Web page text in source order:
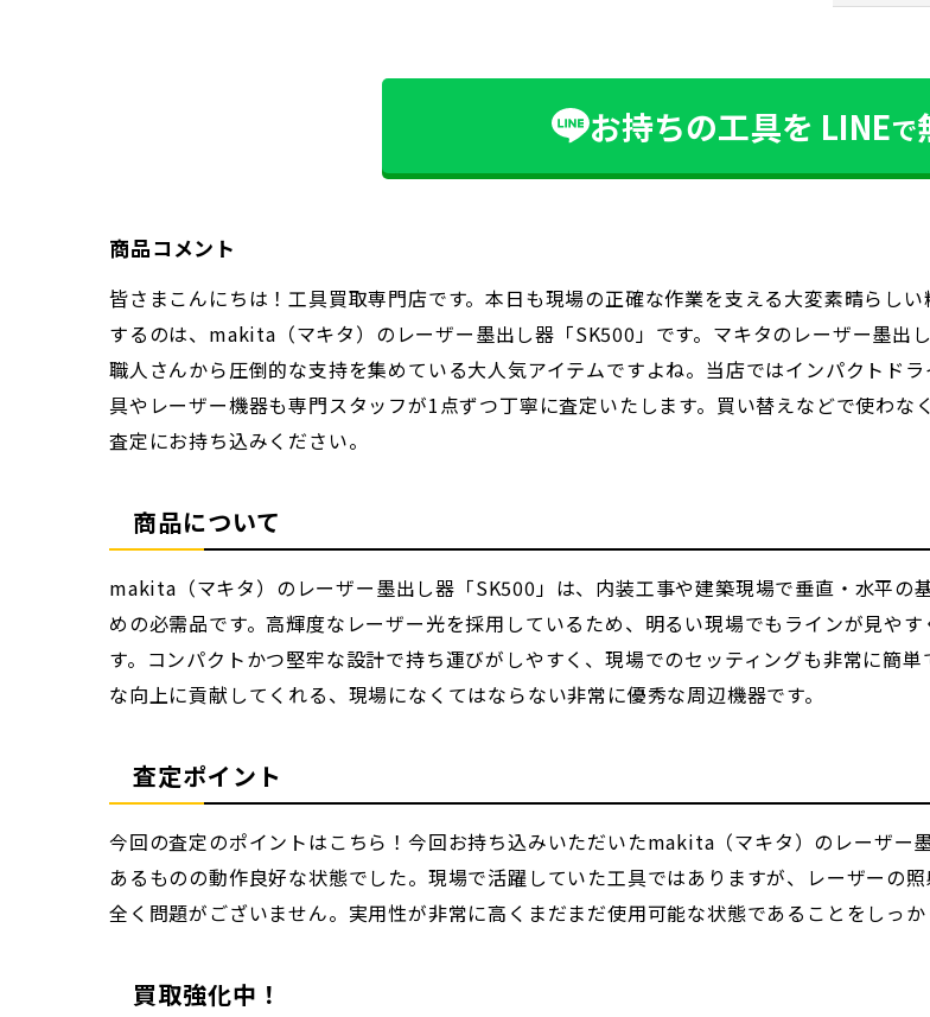
お持ちの工具を LINEで
商品コメント
皆さまこんにちは！工具買取専門店です。本日も現場の正確な作業を支える大変素晴らし
するのは、makita（マキタ）のレーザー墨出し器「SK500」です。マキタのレーザー墨出
職人さんから圧倒的な支持を集めている大人気アイテムですよね。当店ではインパクトド
具やレーザー機器も専門スタッフが1点ずつ丁寧に査定いたします。買い替えなどで使わ
査定にお持ち込みください。
商品について
makita（マキタ）のレーザー墨出し器「SK500」は、内装工事や建築現場で垂直・水平の
めの必需品です。高輝度なレーザー光を採用しているため、明るい現場でもラインが見や
す。コンパクトかつ堅牢な設計で持ち運びがしやすく、現場でのセッティングも非常に簡
な向上に貢献してくれる、現場になくてはならない非常に優秀な周辺機器です。
査定ポイント
今回の査定のポイントはこちら！今回お持ち込みいただいたmakita（マキタ）のレーザー
あるものの動作良好な状態でした。現場で活躍していた工具ではありますが、レーザーの
全く問題がございません。実用性が非常に高くまだまだ使用可能な状態であることをしっ
買取強化中！